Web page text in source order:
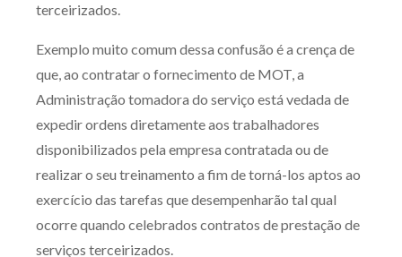
terceirizados.
Exemplo muito comum dessa confusão é a crença de
que, ao contratar o fornecimento de MOT, a
Administração tomadora do serviço está vedada de
expedir ordens diretamente aos trabalhadores
disponibilizados pela empresa contratada ou de
realizar o seu treinamento a fim de torná-los aptos ao
exercício das tarefas que desempenharão tal qual
ocorre quando celebrados contratos de prestação de
serviços terceirizados.